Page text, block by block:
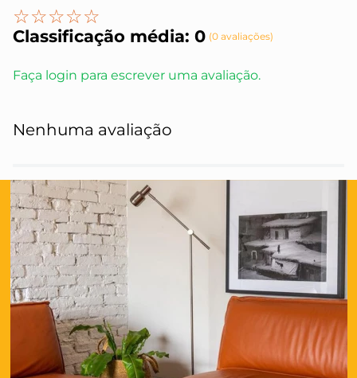
☆☆☆☆☆
Classificação média: 0 (0 avaliações)
Faça login para escrever uma avaliação.
Nenhuma avaliação